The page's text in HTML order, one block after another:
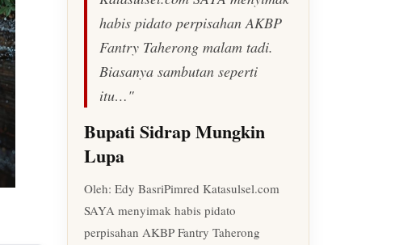
habis pidato perpisahan AKBP
Fantry Taherong malam tadi.
Biasanya sambutan seperti
itu…"
Bupati Sidrap Mungkin
Lupa
Oleh: Edy BasriPimred Katasulsel.com
SAYA menyimak habis pidato
perpisahan AKBP Fantry Taherong